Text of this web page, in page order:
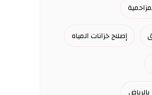
إصلاح خزانات المياه